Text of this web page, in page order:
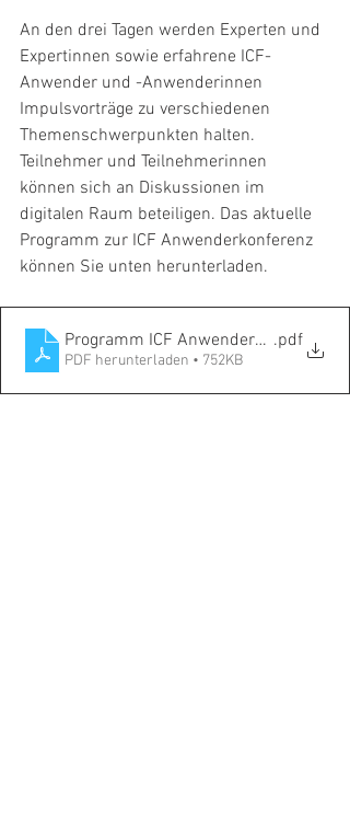
An den drei Tagen werden Experten und
Expertinnen sowie erfahrene ICF-
Anwender und -Anwenderinnen
Impulsvorträge zu verschiedenen
Themenschwerpunkten halten.
Teilnehmer und Teilnehmerinnen
können sich an Diskussionen im
digitalen Raum beteiligen. Das aktuelle
Programm zur ICF Anwenderkonferenz
können Sie unten herunterladen.
Programm ICF Anwenderkonferenz
.pdf
PDF herunterladen • 752KB